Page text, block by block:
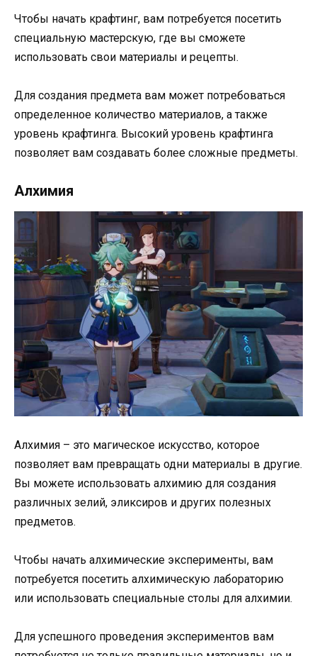
Чтобы начать крафтинг, вам потребуется посетить
специальную мастерскую, где вы сможете
использовать свои материалы и рецепты.
Для создания предмета вам может потребоваться
определенное количество материалов, а также
уровень крафтинга. Высокий уровень крафтинга
позволяет вам создавать более сложные предметы.
Алхимия
Алхимия – это магическое искусство, которое
позволяет вам превращать одни материалы в другие.
Вы можете использовать алхимию для создания
различных зелий, эликсиров и других полезных
предметов.
Чтобы начать алхимические эксперименты, вам
потребуется посетить алхимическую лабораторию
или использовать специальные столы для алхимии.
Для успешного проведения экспериментов вам